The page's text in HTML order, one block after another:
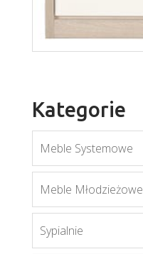
Kategorie
Meble Systemowe
Meble Młodzieżowe
Sypialnie